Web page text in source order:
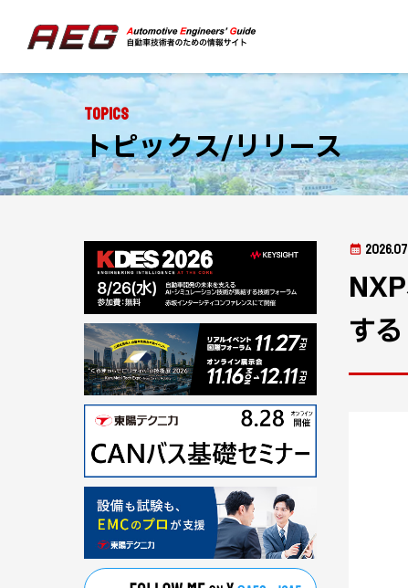
Topics
トピックス/リリース
す